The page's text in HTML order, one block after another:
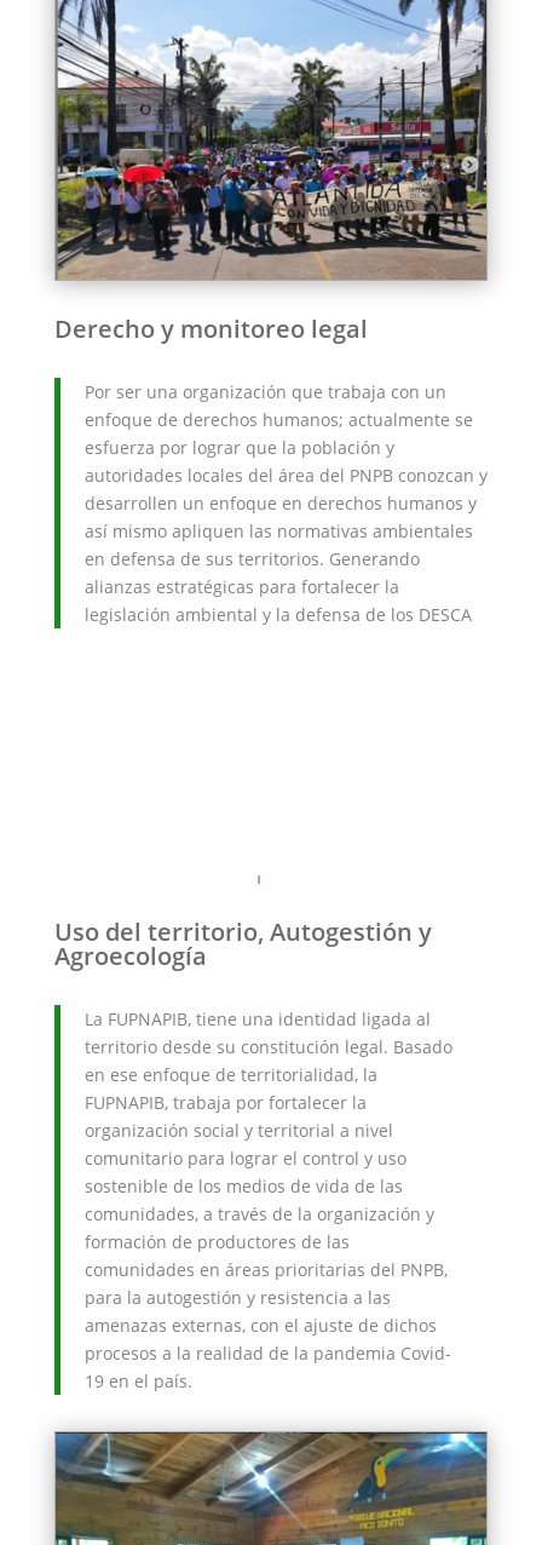
Derecho y monitoreo legal
Por ser una organización que trabaja con un
enfoque de derechos humanos; actualmente se
esfuerza por lograr que la población y
autoridades locales del área del PNPB conozcan y
desarrollen un enfoque en derechos humanos y
así mismo apliquen las normativas ambientales
en defensa de sus territorios. Generando
alianzas estratégicas para fortalecer la
legislación ambiental y la defensa de los DESCA
Uso del territorio, Autogestión y
Agroecología
La FUPNAPIB, tiene una identidad ligada al
territorio desde su constitución legal. Basado
en ese enfoque de territorialidad, la
FUPNAPIB, trabaja por fortalecer la
organización social y territorial a nivel
comunitario para lograr el control y uso
sostenible de los medios de vida de las
comunidades, a través de la organización y
formación de productores de las
comunidades en áreas prioritarias del PNPB,
para la autogestión y resistencia a las
amenazas externas, con el ajuste de dichos
procesos a la realidad de la pandemia Covid-
19 en el país.